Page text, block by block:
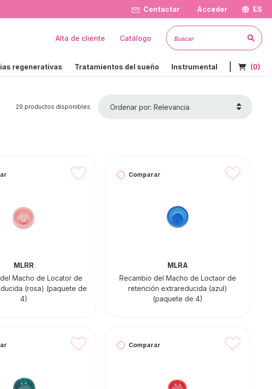
Contactar Acceder ES
regenerativas Tratamientos del sueño Instrumental Nº de
(0)
Alta de cliente Catálogo
29 productos disponibles Ordenar por: Relevancia
MLRR
Macho de Locator de
(rosa) (paquete de
4)
Comparar
MLRA
Recambio del Macho de Loctaor de
retención extrareducida (azul)
(paquete de 4)
Comparar